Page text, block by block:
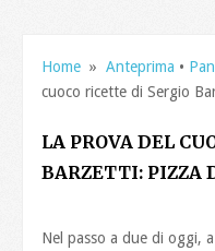
Home »Anteprima •
cuoco ricette di Sergio
LA PROVA DEL
BARZETTI: PIZZA
Nel passo a due di oggi,